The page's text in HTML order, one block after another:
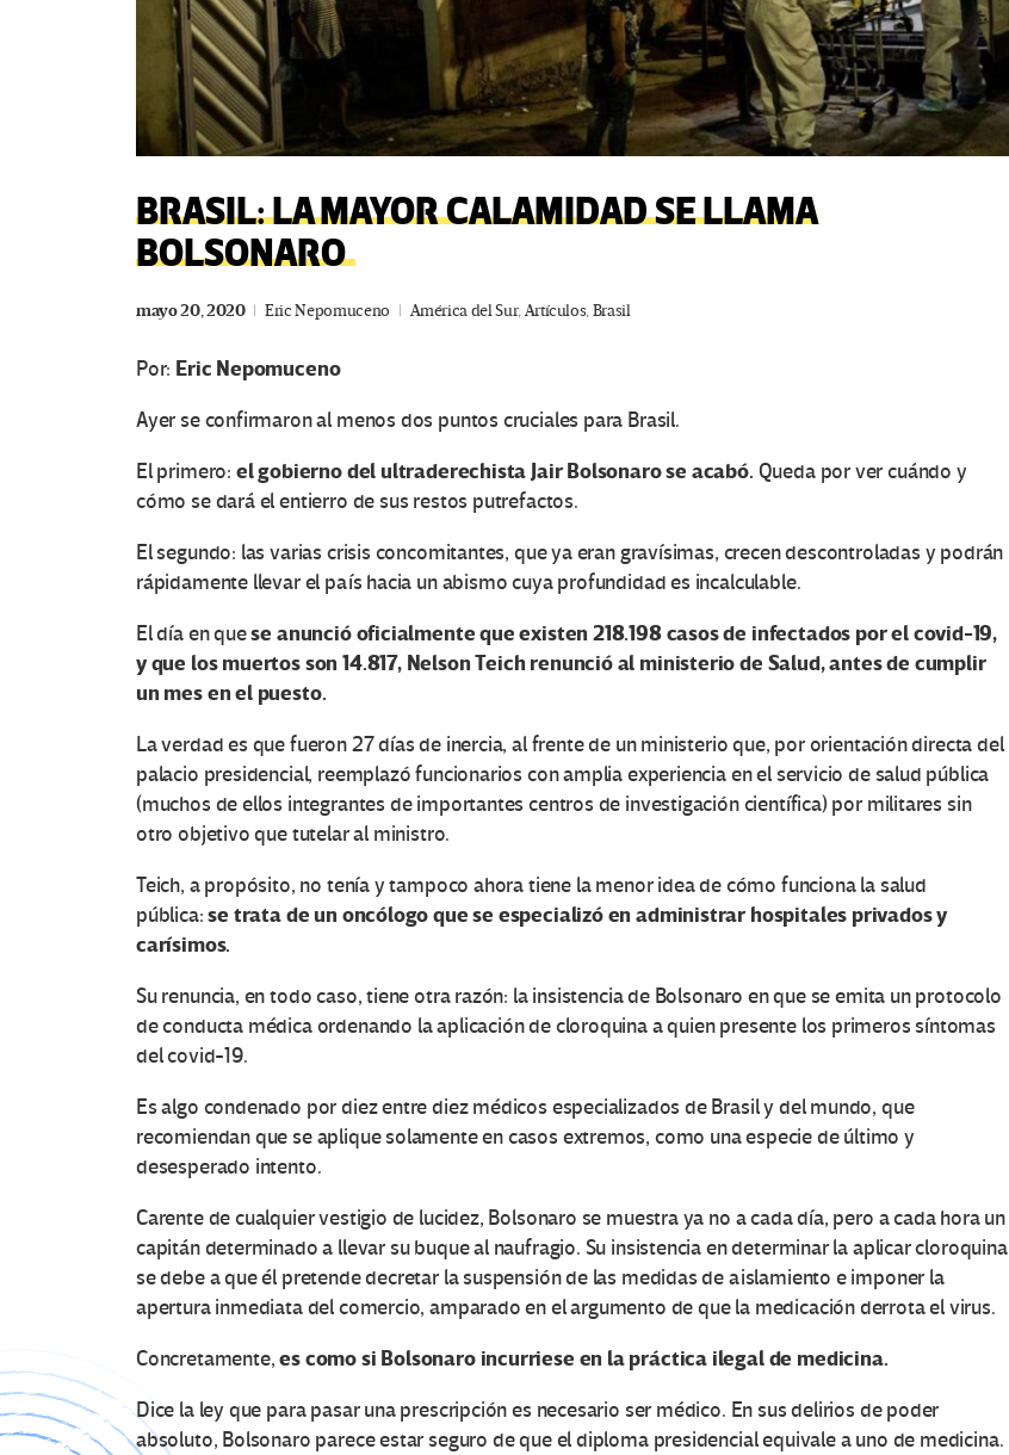
BRASIL: LA MAYOR CALAMIDAD SE LLAMA
BOLSONARO
mayo 20, 2020 Eric Nepomuceno América del Sur,Artículos,Brasil
Por: Eric Nepomuceno
Ayer se confirmaron al menos dos puntos cruciales para Brasil.
El primero: el gobierno del ultraderechista Jair Bolsonaro se acabó. Queda por ver cuándo y
cómo se dará el entierro de sus restos putrefactos.
El segundo: las varias crisis concomitantes, que ya eran gravísimas, crecen descontroladas y podrán
rápidamente llevar el país hacia un abismo cuya profundidad es incalculable.
El día en quese anunció oficialmente que existen 218.198 casos de infectados por el covid-19,
y que los muertos son 14.817, Nelson Teich renunció al ministerio de Salud, antes de cumplir
un mes en el puesto.
La verdad es que fueron 27 días de inercia, al frente de un ministerio que, por orientación directa del
palacio presidencial, reemplazó funcionarios con amplia experiencia en el servicio de salud pública
(muchos de ellos integrantes de importantes centros de investigación científica) por militares sin
otro objetivo que tutelar al ministro.
Teich, a propósito, no tenía y tampoco ahora tiene la menor idea de cómo funciona la salud
pública:se trata de un oncólogo que se especializó en administrar hospitales privados y
carísimos.
Su renuncia, en todo caso, tiene otra razón: la insistencia de Bolsonaro en que se emita un protocolo
de conducta médica ordenando la aplicación de cloroquina a quien presente los primeros síntomas
del covid-19.
Es algo condenado por diez entre diez médicos especializados de Brasil y del mundo, que
recomiendan que se aplique solamente en casos extremos, como una especie de último y
desesperado intento.
Carente de cualquier vestigio de lucidez, Bolsonaro se muestra ya no a cada día, pero a cada hora un
capitán determinado a llevar su buque al naufragio. Su insistencia en determinar la aplicar cloroquina
se debe a que él pretende decretar la suspensión de las medidas de aislamiento e imponer la
apertura inmediata del comercio, amparado en el argumento de que la medicación derrota el virus.
Concretamente,es como si Bolsonaro incurriese en la práctica ilegal de medicina.
Dice la ley que para pasar una prescripción es necesario ser médico. En sus delirios de poder
absoluto, Bolsonaro parece estar seguro de que el diploma presidencial equivale a uno de medicina.